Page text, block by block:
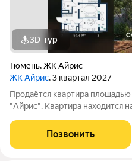
3D-тур
Тюмень,ЖК Айрис
ЖК Айрис, 3 квартал 2027
Продаётся квартира
"Айрис". Квартира находится
особенностей планировки изолированные комнаты с окнами
на одну сторону, 1 совмещённый
Позвонить